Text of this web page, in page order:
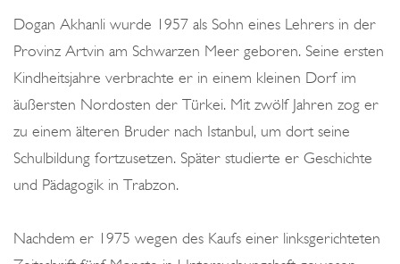
n
Dogan Akhanli wurde 1957 als Sohn eines Lehrers in der
Provinz Artvin am Schwarzen Meer geboren. Seine ersten
Kindheitsjahre verbrachte er in einem kleinen Dorf im
äußersten Nordosten der Türkei. Mit zwölf Jahren zog er
zu einem älteren Bruder nach Istanbul, um dort seine
Schulbildung fortzusetzen. Später studierte er Geschichte
und Pädagogik in Trabzon.
Nachdem er 1975 wegen des Kaufs einer linksgerichteten